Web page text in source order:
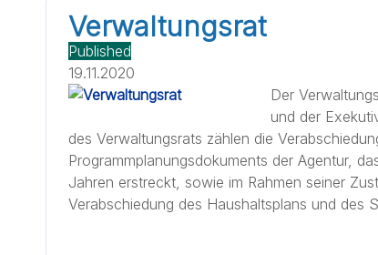
Verwaltungsrat
Published
19.11.2020
Der
und der
des Verwaltungsrats zählen die
Programmplanungsdokuments der Agentur,
Jahren erstreckt, sowie im Rahmen seiner
Verabschiedung des Haushaltsplans und des